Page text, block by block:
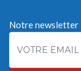
Notre newsletter